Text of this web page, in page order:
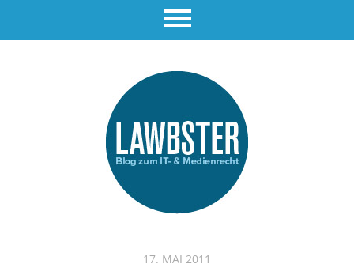
17. MAI 2011